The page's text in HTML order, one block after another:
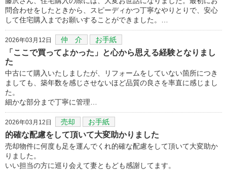
問合わせをしたときから、スピーディかつ丁寧なやりとりで、安心
して住宅購入までお願いすることができました。…
2026年03月12日 仲 介 お手紙
「ここで買ってよかった」と心から思える経験となりまし
た
中古にて購入いたしましたが、リフォームをしていない箇所につき
ましても、築年数を感じさせないほど品質の良さを率直に感じまし
た。
細かな部分まで丁寧に管理…
2026年03月12日 売却 お手紙
的確な配慮をして頂いて大変助かりました
売却物件に何度も足を運んでくれ的確な配慮をして頂いて大変助か
りました。
いい担当の方に巡り会えて妻ともども感謝してます。